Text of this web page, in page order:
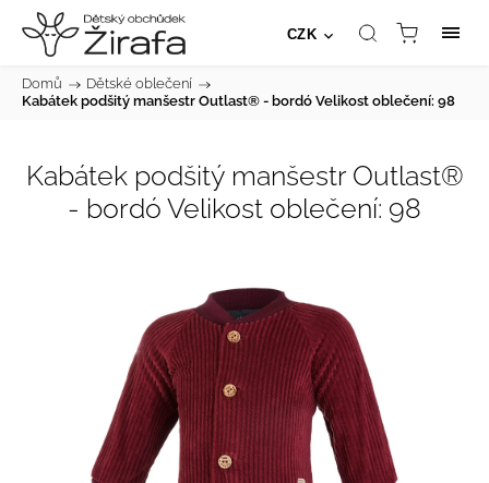
CZK
Domů / Dětské oblečení /
Kabátek podšitý manšestr Outlast® - bordó Velikost oblečení: 98
Kabátek podšitý manšestr Outlast®
- bordó Velikost oblečení: 98